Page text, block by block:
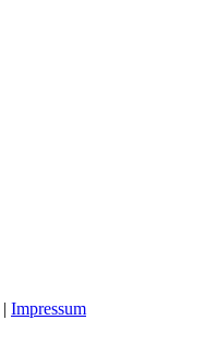
| Impressum